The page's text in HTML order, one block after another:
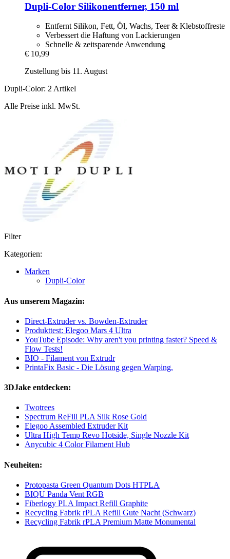
Dupli-Color Silikonentferner, 150 ml
Entfernt Silikon, Fett, Öl, Wachs, Teer & Klebstoffreste
Verbessert die Haftung von Lackierungen
Schnelle & zeitsparende Anwendung
€ 10,99
Zustellung bis 11. August
Dupli-Color: 2 Artikel
Alle Preise inkl. MwSt.
Filter
Kategorien:
Marken
Dupli-Color
Aus unserem Magazin:
Direct-Extruder vs. Bowden-Extruder
Produkttest: Elegoo Mars 4 Ultra
YouTube Episode: Why aren't you printing faster? Speed &
Flow Tests!
BIO - Filament von Extrudr
PrintaFix Basic - Die Lösung gegen Warping.
3DJake entdecken:
Twotrees
Spectrum ReFill PLA Silk Rose Gold
Elegoo Assembled Extruder Kit
Ultra High Temp Revo Hotside, Single Nozzle Kit
Anycubic 4 Color Filament Hub
Neuheiten:
Protopasta Green Quantum Dots HTPLA
BIQU Panda Vent RGB
Fiberlogy PLA Impact Refill Graphite
Recycling Fabrik rPLA Refill Gute Nacht (Schwarz)
Recycling Fabrik rPLA Premium Matte Monumental